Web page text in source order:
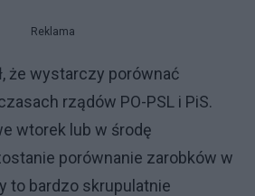
Reklama
że wystarczy porównać
rządów PO-PSL i PiS.
wtorek lub w środę
porównanie zarobków w
to bardzo skrupulatnie